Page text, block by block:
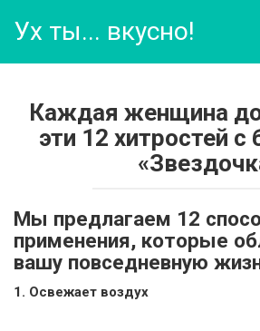
Ух ты... вкусно!
Каждая женщина
эти 12 хитростей
Мы предлагаем 12
применения, которые
вашу повседневную
1. Освежает воздух